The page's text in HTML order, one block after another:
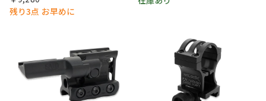
残り3点 お早めに